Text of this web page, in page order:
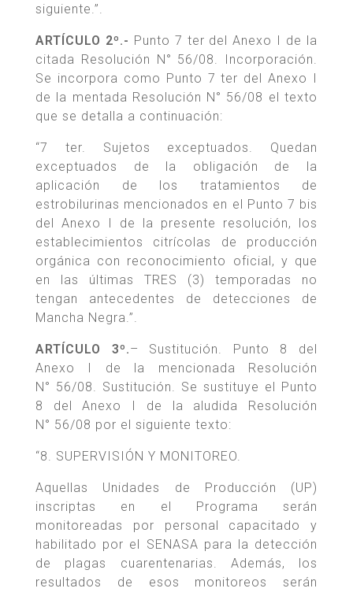
siguiente.”.
ARTÍCULO 2º.- Punto 7 ter del Anexo I de la
citada Resolución N° 56/08. Incorporación.
Se incorpora como Punto 7 ter del Anexo I
de la mentada Resolución N° 56/08 el texto
que se detalla a continuación:
“7 ter. Sujetos exceptuados. Quedan
exceptuados de la obligación de la
aplicación de los tratamientos de
estrobilurinas mencionados en el Punto 7 bis
del Anexo I de la presente resolución, los
establecimientos citrícolas de producción
orgánica con reconocimiento oficial, y que
en las últimas TRES (3) temporadas no
tengan antecedentes de detecciones de
Mancha Negra.”.
ARTÍCULO 3º.– Sustitución. Punto 8 del
Anexo I de la mencionada Resolución
N° 56/08. Sustitución. Se sustituye el Punto
8 del Anexo I de la aludida Resolución
N° 56/08 por el siguiente texto:
“8. SUPERVISIÓN Y MONITOREO.
Aquellas Unidades de Producción (UP)
inscriptas en el Programa serán
monitoreadas por personal capacitado y
habilitado por el SENASA para la detección
de plagas cuarentenarias. Además, los
resultados de esos monitoreos serán